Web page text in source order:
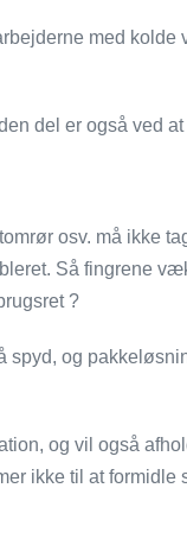
med kolde
del er også ved
osv. må ikke
Så fingrene
?
spyd, og
og vil også
ikke til at formidle